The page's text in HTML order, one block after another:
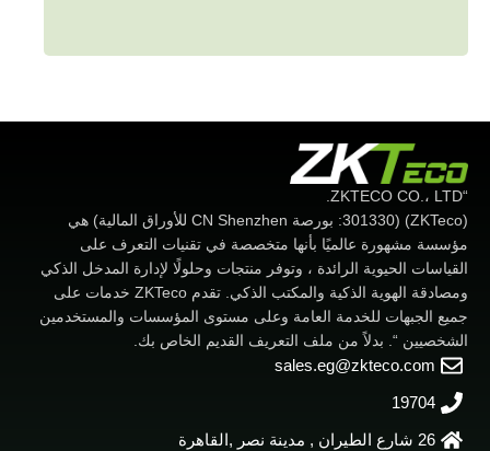
“ZKTECO CO.، LTD.
(ZKTeco) (301330: بورصة CN Shenzhen للأوراق المالية) هي
مؤسسة مشهورة عالميًا بأنها متخصصة في تقنيات التعرف على
القياسات الحيوية الرائدة ، وتوفر منتجات وحلولًا لإدارة المدخل الذكي
ومصادقة الهوية الذكية والمكتب الذكي. تقدم ZKTeco خدمات على
جميع الجبهات للخدمة العامة وعلى مستوى المؤسسات والمستخدمين
الشخصيين “. بدلاً من ملف التعريف القديم الخاص بك.
sales.eg@zkteco.com
19704
26 شارع الطيران , مدينة نصر ,القاهرة